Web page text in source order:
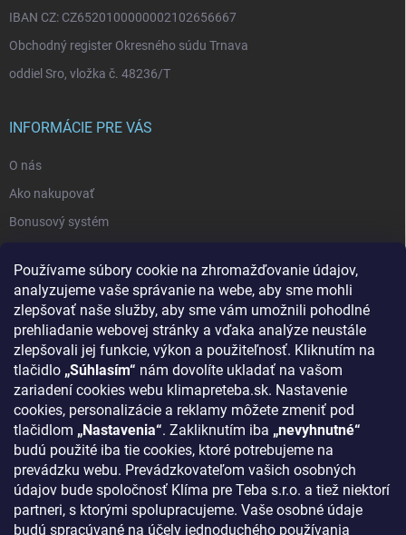
Používame súbory cookie na zhromažďovanie údajov,
analyzujeme vaše správanie na webe, aby sme mohli
zlepšovať naše služby, aby sme vám umožnili pohodlné
prehliadanie webovej stránky a vďaka analýze neustále
zlepšovali jej funkcie, výkon a použiteľnosť. Kliknutím na
tlačidlo „Súhlasím“ nám dovolíte ukladať na vašom
zariadení cookies webu klimapreteba.sk. Nastavenie
cookies, personalizácie a reklamy môžete zmeniť pod
tlačidlom „Nastavenia“. Zakliknutím iba „nevyhnutné“
budú použité iba tie cookies, ktoré potrebujeme na
prevádzku webu. Prevádzkovateľom vašich osobných
údajov bude spoločnosť Klíma pre Teba s.r.o. a tiež niektorí
partneri, s ktorými spolupracujeme. Vaše osobné údaje
budú spracúvané na účely jednoduchého používania
IBAN CZ: CZ6520100000002102656667
Obchodný register Okresného súdu Trnava
oddiel Sro, vložka č. 48236/T
INFORMÁCIE PRE VÁS
O nás
Ako nakupovať
Bonusový systém
Blog - najnovšie články
Obchodné podmienky
Podmienky ochrany osobných údajov
Odstúpenie od zmluvy
Kontakty
KONTAKT
klima@klimapreteba.sk
0907 044 080